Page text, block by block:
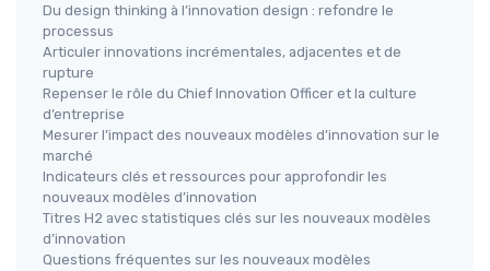
Du design thinking à l’innovation design : refondre le
processus
Articuler innovations incrémentales, adjacentes et de
rupture
Repenser le rôle du Chief Innovation Officer et la culture
d’entreprise
Mesurer l’impact des nouveaux modèles d’innovation sur le
marché
Indicateurs clés et ressources pour approfondir les
nouveaux modèles d’innovation
Titres H2 avec statistiques clés sur les nouveaux modèles
d’innovation
Questions fréquentes sur les nouveaux modèles